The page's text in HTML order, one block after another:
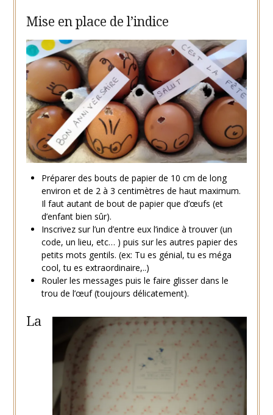
Mise en place de l’indice
Préparer des bouts de papier de 10 cm de long
environ et de 2 à 3 centimètres de haut maximum.
Il faut autant de bout de papier que d’œufs (et
d’enfant bien sûr).
Inscrivez sur l’un d’entre eux l’indice à trouver (un
code, un lieu, etc… ) puis sur les autres papier des
petits mots gentils. (ex: Tu es génial, tu es méga
cool, tu es extraordinaire,..)
Rouler les messages puis le faire glisser dans le
trou de l’œuf (toujours délicatement).
La